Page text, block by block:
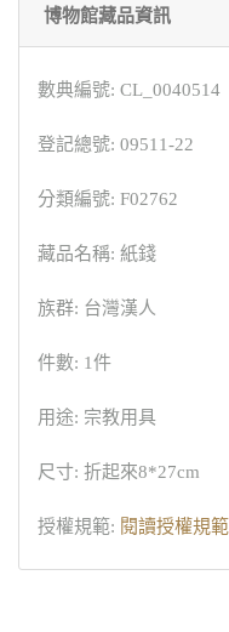
博物館藏品資訊
數典編號: CL_0040514
登記總號: 09511-22
分類編號: F02762
藏品名稱: 紙錢
族群: 台灣漢人
件數: 1件
用途: 宗教用具
尺寸: 折起來8*27cm
授權規範: 閱讀授權規範